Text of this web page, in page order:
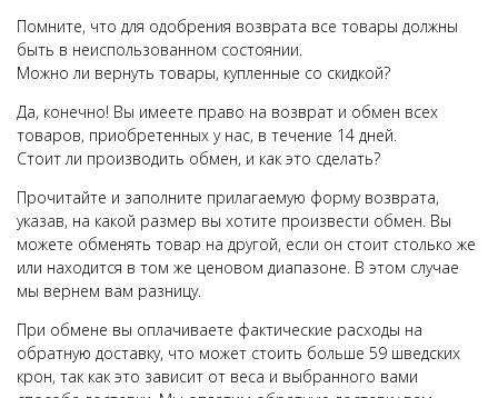
Помните, что для одобрения возврата все товары должны
быть в неиспользованном состоянии.
Можно ли вернуть товары, купленные со скидкой?
Да, конечно! Вы имеете право на возврат и обмен всех
товаров, приобретенных у нас, в течение 14 дней.
Стоит ли производить обмен, и как это сделать?
Прочитайте и заполните прилагаемую форму возврата,
указав, на какой размер вы хотите произвести обмен. Вы
можете обменять товар на другой, если он стоит столько же
или находится в том же ценовом диапазоне. В этом случае
мы вернем вам разницу.
При обмене вы оплачиваете фактические расходы на
обратную доставку, что может стоить больше 59 шведских
крон, так как это зависит от веса и выбранного вами